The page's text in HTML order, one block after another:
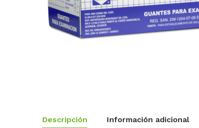
Descripción Información adicional